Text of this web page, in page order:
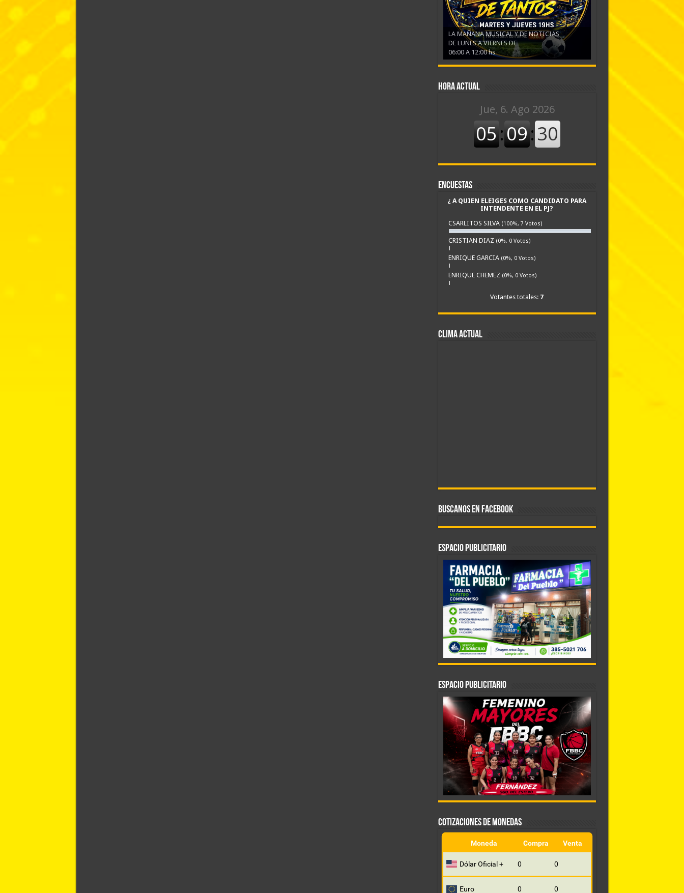
LA MAÑANA MUSICAL Y DE NOTICIAS
DE LUNES A VIERNES DE
06:00 A 12:00 hs
Hora actual
Encuestas
¿ A QUIEN ELEIGES COMO CANDIDATO PARA
INTENDENTE EN EL PJ?
CSARLITOS SILVA (100%, 7 Votos)
CRISTIAN DIAZ (0%, 0 Votos)
ENRIQUE GARCIA (0%, 0 Votos)
ENRIQUE CHEMEZ (0%, 0 Votos)
Votantes totales: 7
CLIMA ACTUAL
BUSCANOS EN FACEBOOK
ESPACIO PUBLICITARIO
ESPACIO PUBLICITARIO
COTIZACIONES DE MONEDAS
Moneda Compra Venta
Dólar Oficial + 0 0
Euro 0 0